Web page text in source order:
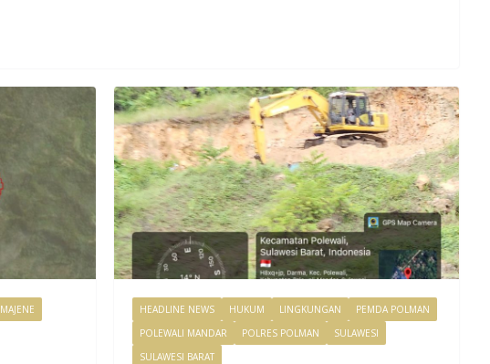
MAJENE
HEADLINE NEWS HUKUM LINGKUNGAN
PEMDA POLMAN
POLEWALI MANDAR
POLRES POLMAN
SULAWESI
SULAWESI BARAT